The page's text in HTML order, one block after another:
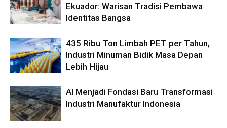
Ekuador: Warisan Tradisi Pembawa
Identitas Bangsa
435 Ribu Ton Limbah PET per Tahun,
Industri Minuman Bidik Masa Depan
Lebih Hijau
AI Menjadi Fondasi Baru Transformasi
Industri Manufaktur Indonesia